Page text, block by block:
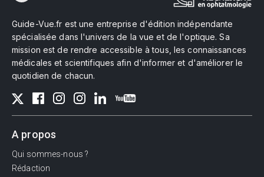
Guide-Vue.fr est une entreprise d'édition indépendante
spécialisée dans l'univers de la vue et de l'optique. Sa
mission est de rendre accessible à tous, les connaissances
médicales et scientifiques afin d'informer et d'améliorer le
quotidien de chacun.
A propos
Qui sommes-nous ?
Rédaction